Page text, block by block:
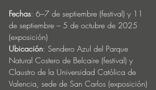
Fechas: 6–7 de septiembre (festival) y 11
de septiembre – 5 de octubre de 2025
(exposición)
Ubicación: Sendero Azul del Parque
Natural Costero de Belcaire (festival) y
Claustro de la Universidad Católica de
Valencia, sede de San Carlos (exposición)